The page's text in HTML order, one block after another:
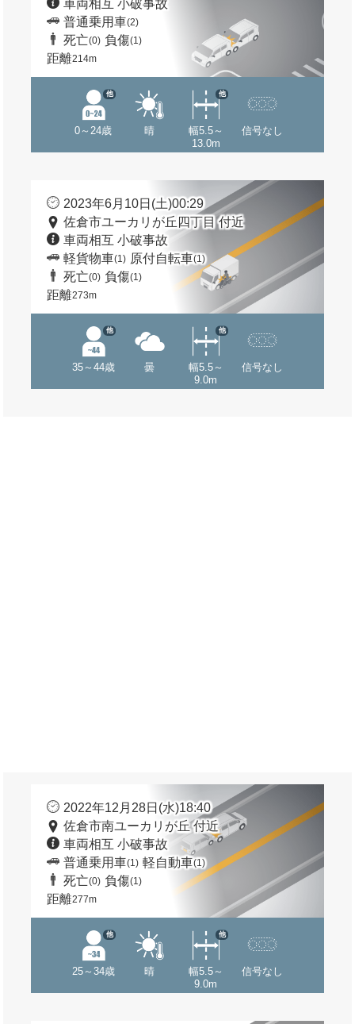
車両相互 小破事故
普通乗用車(2)
死亡(0) 負傷(1)
距離214m
0～24歳
他
晴
幅5.5～
13.0m
他
信号なし
2023年6月10日(土)00:29
佐倉市ユーカリが丘四丁目 付近
車両相互 小破事故
軽貨物車(1) 原付自転車(1)
死亡(0) 負傷(1)
距離273m
35～44歳
他
曇
幅5.5～
9.0m
他
信号なし
2022年12月28日(水)18:40
佐倉市南ユーカリが丘 付近
車両相互 小破事故
普通乗用車(1) 軽自動車(1)
死亡(0) 負傷(1)
距離277m
25～34歳
他
晴
幅5.5～
9.0m
他
信号なし